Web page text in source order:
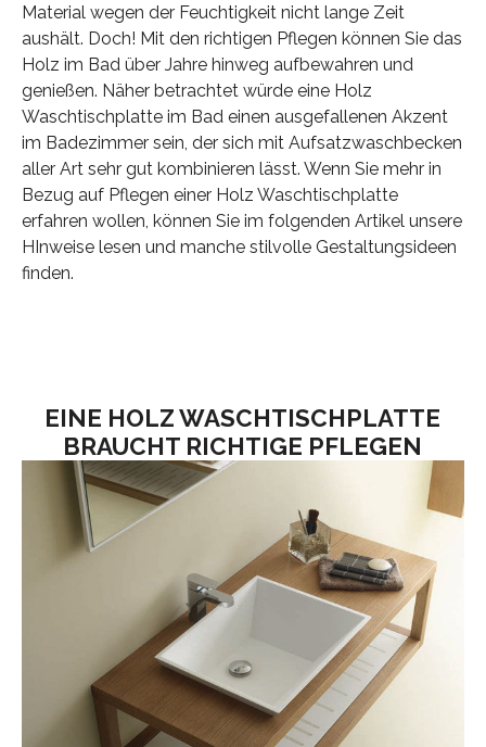
Material wegen der Feuchtigkeit nicht lange Zeit
aushält. Doch! Mit den richtigen Pflegen können Sie das
Holz im Bad über Jahre hinweg aufbewahren und
genießen. Näher betrachtet würde eine Holz
Waschtischplatte im Bad einen ausgefallenen Akzent
im Badezimmer sein, der sich mit Aufsatzwaschbecken
aller Art sehr gut kombinieren lässt. Wenn Sie mehr in
Bezug auf Pflegen einer Holz Waschtischplatte
erfahren wollen, können Sie im folgenden Artikel unsere
HInweise lesen und manche stilvolle Gestaltungsideen
finden.
EINE HOLZ WASCHTISCHPLATTE
BRAUCHT RICHTIGE PFLEGEN